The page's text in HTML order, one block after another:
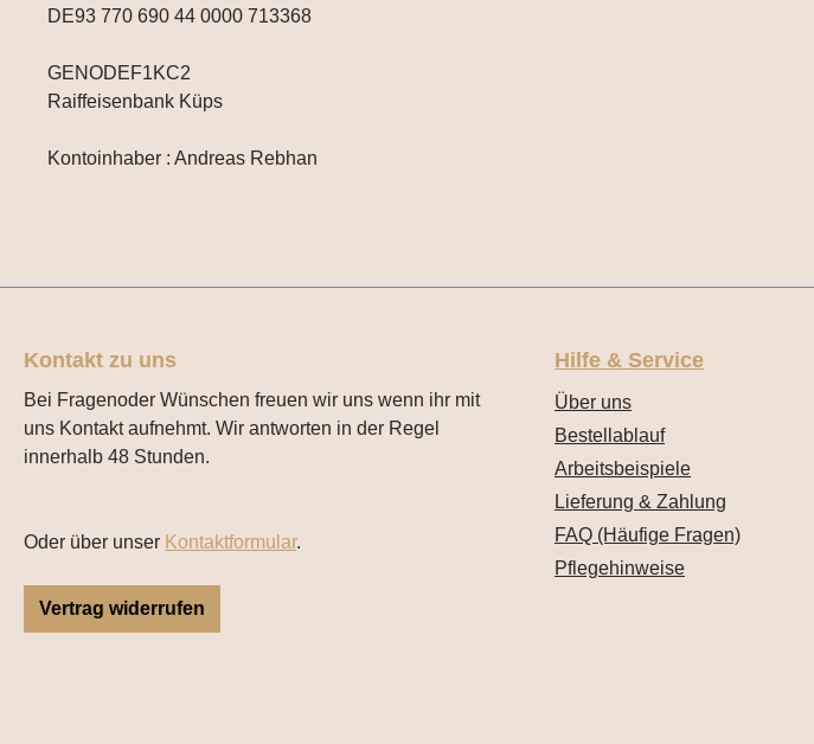
DE93 770 690 44 0000 713368
GENODEF1KC2
Raiffeisenbank Küps
Kontoinhaber : Andreas Rebhan
Kontakt zu uns
Bei Fragenoder Wünschen freuen wir uns wenn ihr mit
uns Kontakt aufnehmt. Wir antworten in der Regel
innerhalb 48 Stunden.
Oder über unser Kontaktformular.
Vertrag widerrufen
Hilfe & Service
Über uns
Bestellablauf
Arbeitsbeispiele
Lieferung & Zahlung
FAQ (Häufige Fragen)
Pflegehinweise